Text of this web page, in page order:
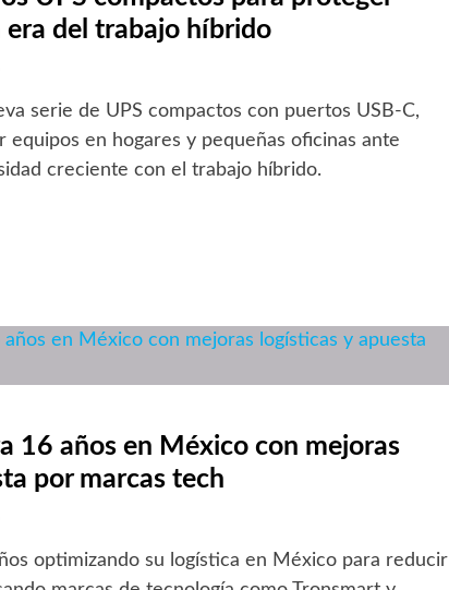
era del trabajo híbrido
serie de UPS compactos con puertos USB-C,
equipos en hogares y pequeñas oficinas ante
creciente con el trabajo híbrido.
16 años en México con mejoras
por marcas tech
optimizando su logística en México para reducir